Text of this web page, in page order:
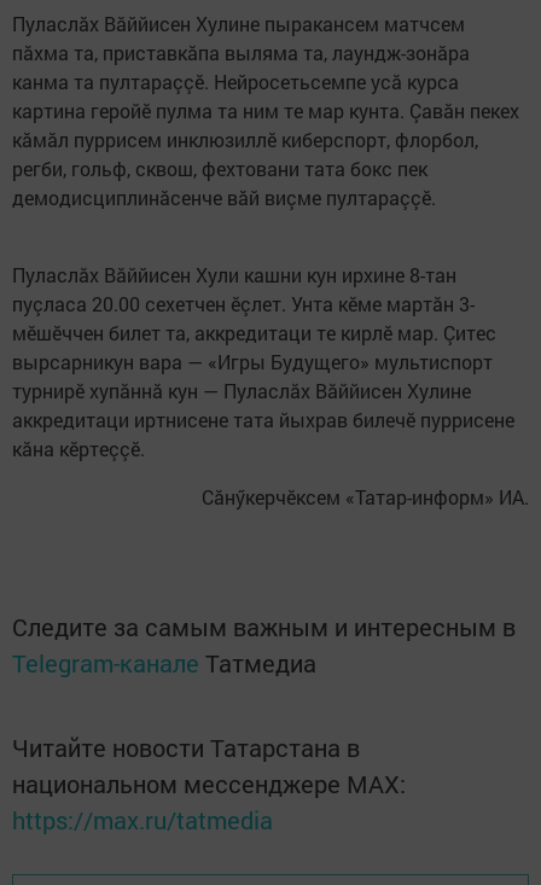
Пуласлăх Вăййисен Хулине пыракансем матчсем
пăхма та, приставкăпа выляма та, лаундж-зонăра
канма та пултараççӗ. Нейросетьсемпе усă курса
картина геройӗ пулма та ним те мар кунта. Çавăн пекех
кăмăл пуррисем инклюзиллӗ киберспорт, флорбол,
регби, гольф, сквош, фехтовани тата бокс пек
демодисциплинăсенче вăй виçме пултараççӗ.
Пуласлăх Вăййисен Хули кашни кун ирхине 8-тан
пуçласа 20.00 сехетчен ӗçлет. Унта кӗме мартăн 3-
мӗшӗччен билет та, аккредитаци те кирлӗ мар. Çитес
вырсарникун вара — «Игры Будущего» мультиспорт
турнирӗ хупăннă кун — Пуласлăх Вăййисен Хулине
аккредитаци иртнисене тата йыхрав билечӗ пуррисене
кăна кӗртеççӗ.
Сăнӳкерчӗксем «Татар-информ» ИА.
Следите за самым важным и интересным в
Telegram-канале Татмедиа
Читайте новости Татарстана в
национальном мессенджере MАХ:
https://max.ru/tatmedia